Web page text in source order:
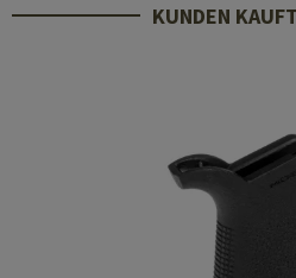
KUNDEN